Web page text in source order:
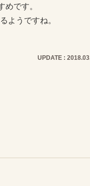
です。
ようですね。
UPDATE :